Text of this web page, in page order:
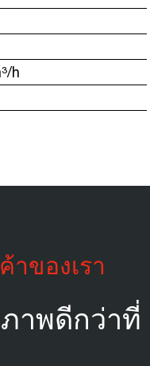
h
ของเรา
าพดีกว่าที่